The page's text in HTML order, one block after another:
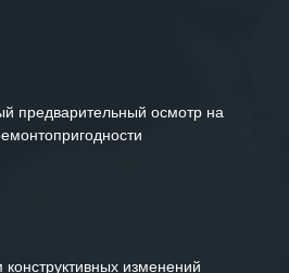
предварительный осмотр на
изменений